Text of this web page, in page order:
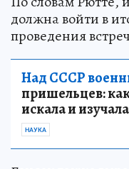
должна войти в
проведения
Над СССР
пришельцев:
искала и
НАУКА